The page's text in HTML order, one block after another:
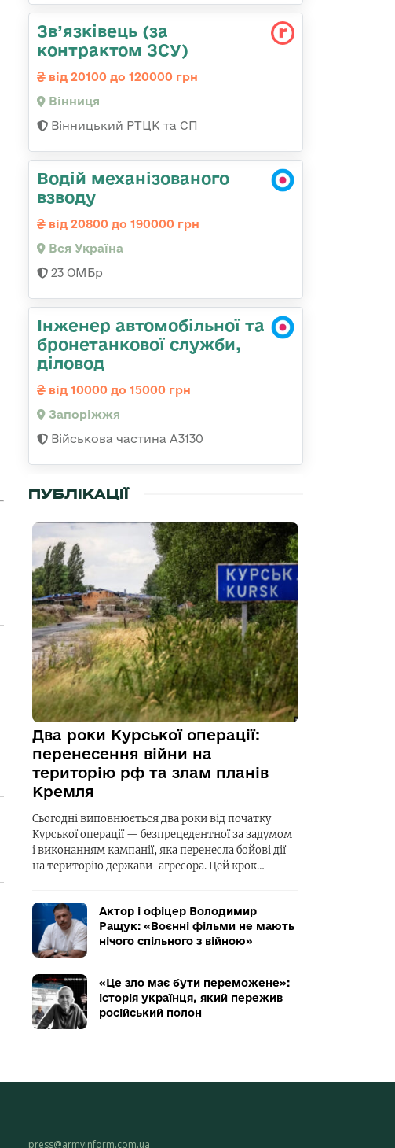
Зв’язківець (за
контрактом ЗСУ)
від 20100 до 120000 грн
Вінниця
Вінницький РТЦК та СП
Водій механізованого
взводу
від 20800 до 190000 грн
Вся Україна
23 ОМБр
Інженер автомобільної та
бронетанкової служби,
діловод
від 10000 до 15000 грн
Запоріжжя
Військова частина А3130
ПУБЛІКАЦІЇ
Два роки Курської операції:
перенесення війни на
територію рф та злам планів
Кремля
Сьогодні виповнюється два роки від початку
Курської операції — безпрецедентної за задумом
і виконанням кампанії, яка перенесла бойові дії
на територію держави-агресора. Цей крок…
Актор і офіцер Володимир
Ращук: «Воєнні фільми не мають
нічого спільного з війною»
«Це зло має бути переможене»:
історія українця, який пережив
російський полон
press@armyinform.com.ua